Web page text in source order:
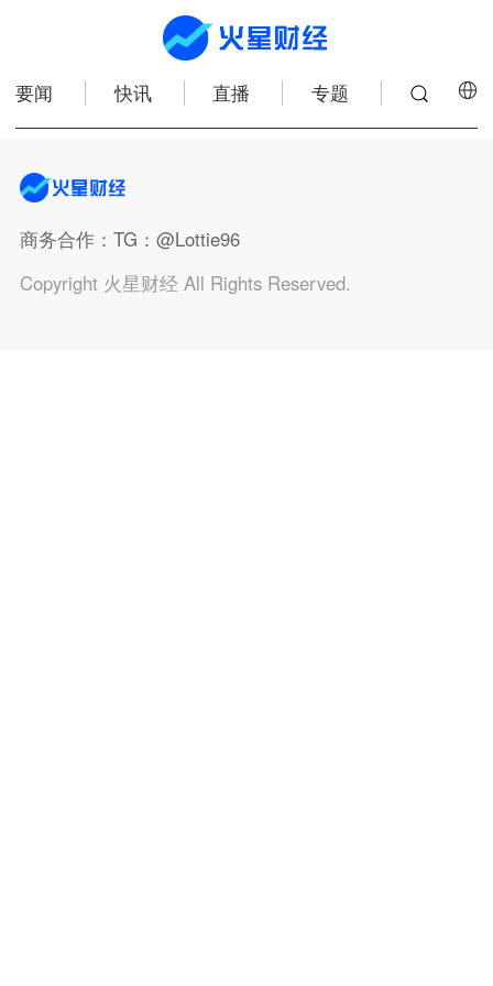
要闻 快讯 直播 专题
商务合作：TG：@Lottie96
Copyright 火星财经 All Rights Reserved.